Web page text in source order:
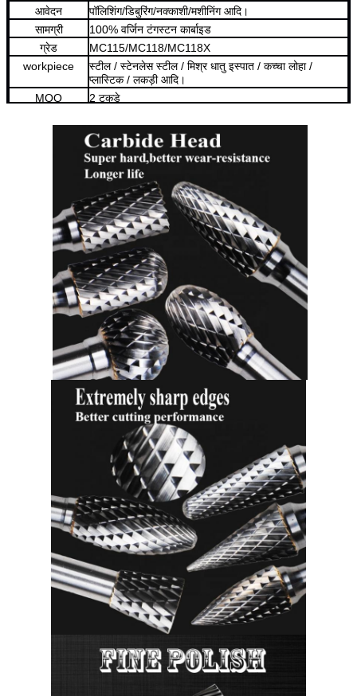
आवेदन
पॉलिशिंग/डिबुरिंग/नक्काशी/मशीनिंग आदि।
सामग्री
100% वर्जिन टंगस्टन कार्बाइड
ग्रेड
MC115/MC118/MC118X
workpiece
स्टील / स्टेनलेस स्टील / मिश्र धातु इस्पात / कच्चा लोहा /
प्लास्टिक / लकड़ी आदि।
MOQ
2 टुकड़े